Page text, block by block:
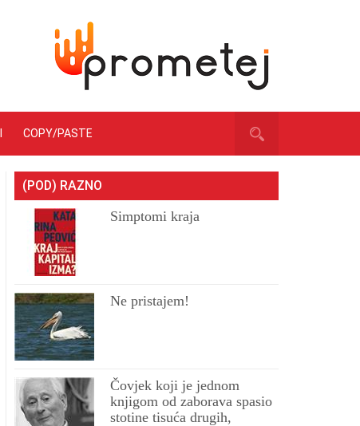
COPY/PASTE
(POD) RAZNO
Simptomi kraja
Ne pristajem!
Čovjek koji je jednom
knjigom od zaborava spasio
stotine tisuća drugih,